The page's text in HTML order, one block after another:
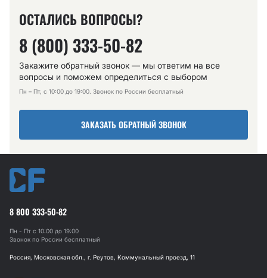
ОСТАЛИСЬ ВОПРОСЫ?
8 (800) 333-50-82
Закажите обратный звонок — мы ответим на все
вопросы и поможем определиться с выбором
Пн – Пт, с 10:00 до 19:00. Звонок по России бесплатный
ЗАКАЗАТЬ ОБРАТНЫЙ ЗВОНОК
8 800 333-50-82
Пн - Пт с 10:00 до 19:00
Звонок по России бесплатный
Россия, Московская обл., г. Реутов, Коммунальный проезд, 11